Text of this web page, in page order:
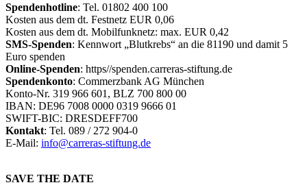
Spendenhotline: Tel. 01802 400 100
Kosten aus dem dt. Festnetz EUR 0,06
Kosten aus dem dt. Mobilfunknetz: max. EUR 0,42
SMS-Spenden: Kennwort „Blutkrebs“ an die 81190 und damit 5
Euro spenden
Online-Spenden: https//spenden.carreras-stiftung.de
Spendenkonto: Commerzbank AG München
Konto-Nr. 319 966 601, BLZ 700 800 00
IBAN: DE96 7008 0000 0319 9666 01
SWIFT-BIC: DRESDEFF700
Kontakt: Tel. 089 / 272 904-0
E-Mail: info@carreras-stiftung.de
SAVE THE DATE